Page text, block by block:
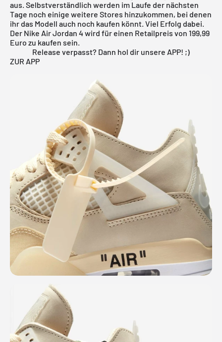
aus. Selbstverständlich werden im Laufe der nächsten
Tage noch einige weitere Stores hinzukommen, bei denen
ihr das Modell auch noch kaufen könnt. Viel Erfolg dabei.
Der Nike Air Jordan 4 wird für einen Retailpreis von 199,99
Euro zu kaufen sein.
Release verpasst? Dann hol dir unsere APP! ;)
ZUR APP